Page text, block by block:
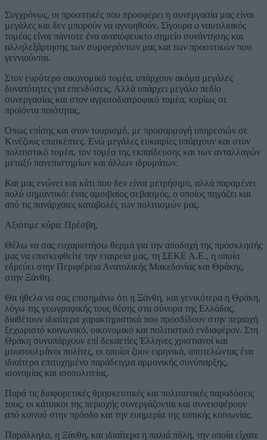
Συγχρόνως, οι προοπτικές που προσφέρει η συνεργασία μας είναι
μεγάλες και δεν μπορούν να αγνοηθούν. Σίγουρα ο ναυτιλιακός
τομέας είναι πάντοτε ένα αναπόφευκτο σημείο συνάντησης και
αλληλεξάρτησης των συμφερόντων μας και των προοπτικών που
γεννιούνται.
Στον ευρύτερο οικονομικό τομέα, υπάρχουν ακόμα μεγάλες
δυνατότητες για επενδύσεις. Αλλά υπάρχει μεγάλο πεδίο
συνεργασίας και στον αγροτοδιατροφικό τομέα, κυρίως σε
προϊόντα ποιότητας.
Όπως επίσης και στον τουρισμό, με προσαρμογή υπηρεσιών σε
Κινέζους επισκέπτες. Ενώ μεγάλες ευκαιρίες υπάρχουν και στον
πολιτιστικό τομέα, τον τομέα της εκπαίδευσης και των ανταλλαγών
μεταξύ πανεπιστημίων και άλλων ιδρυμάτων.
Και μας ενώνει και κάτι που δεν είναι μετρήσιμο, αλλά παραμένει
πολύ σημαντικό: ένας αμοιβαίος σεβασμός, ο οποίος πηγάζει και
από τις πανάρχαιες καταβολές των πολιτισμών μας.
Αξιότιμε κύριε Πρέσβη,
Θέλω να σας ευχαριστήσω θερμά για την αποδοχή της πρόσκλησής
μας να επισκεφθείτε την εταιρεία μας, τη ΣΕΚΕ Α.Ε., η οποία
εδρεύει στην Περιφέρεια Ανατολικής Μακεδονίας και Θράκης,
στην Ξάνθη.
Θα ήθελα να σας επισημάνω ότι η Ξάνθη, και γενικότερα η Θράκη,
λόγω της γεωγραφικής τους θέσης στα σύνορα της Ελλάδας,
διαθέτουν ιδιαίτερα χαρακτηριστικά που προσδίδουν στην περιοχή
ξεχωριστό κοινωνικό, οικονομικό και πολιτιστικό ενδιαφέρον. Στη
Θράκη συνυπάρχουν επί δεκαετίες Έλληνες χριστιανοί και
μουσουλμάνοι πολίτες, οι οποίοι ζουν ειρηνικά, αποτελώντας ένα
ιδιαίτερα επιτυχημένο παράδειγμα αρμονικής συνύπαρξης,
ισονομίας και ισοπολιτείας.
Παρά τις διαφορετικές θρησκευτικές και πολιτιστικές παραδόσεις
τους, οι κάτοικοι της περιοχής συνεργάζονται και συνεισφέρουν
από κοινού στην πρόοδο και την ευημερία της τοπικής κοινωνίας.
Παράλληλα, η Ξάνθη, και ιδιαίτερα η παλιά πόλη, την οποία είχατε